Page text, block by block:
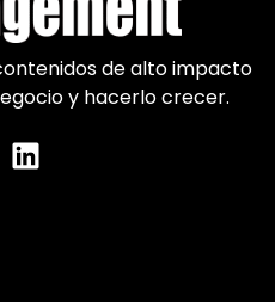
de alto impacto
y hacerlo crecer.